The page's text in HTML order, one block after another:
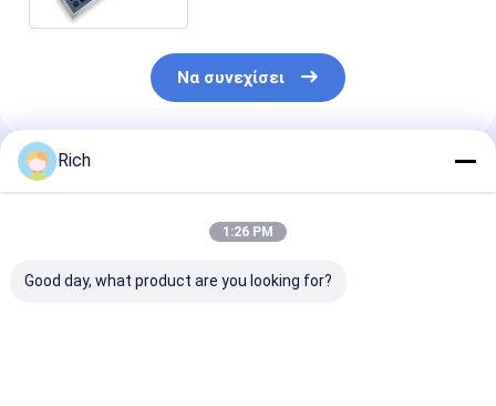
Να συνεχίσει
Συνιστώμενα Προϊόντα
Rich
1:26 PM
Good day, what product are you looking for?